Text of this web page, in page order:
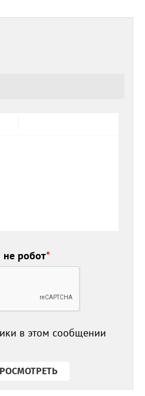
не робот*
в этом сообщении